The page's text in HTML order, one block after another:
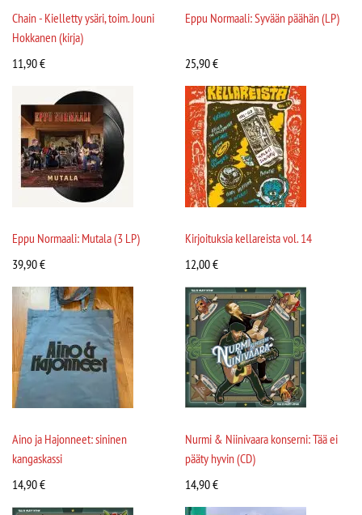
Chain - Kielletty ysäri, toim. Jouni
Hokkanen (kirja)
11,90€
Eppu Normaali: Syvään päähän (LP)
25,90€
Eppu Normaali: Mutala (3 LP)
39,90€
Kirjoituksia kellareista vol. 14
12,00€
Aino ja Hajonneet: sininen
kangaskassi
14,90€
Nurmi & Niinivaara konserni: Tää ei
pääty hyvin (CD)
14,90€